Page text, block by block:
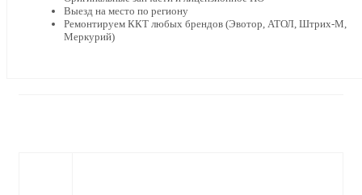
Выезд на место по региону
Ремонтируем ККТ любых брендов (Эвотор, АТОЛ, Штрих-М,
Меркурий)